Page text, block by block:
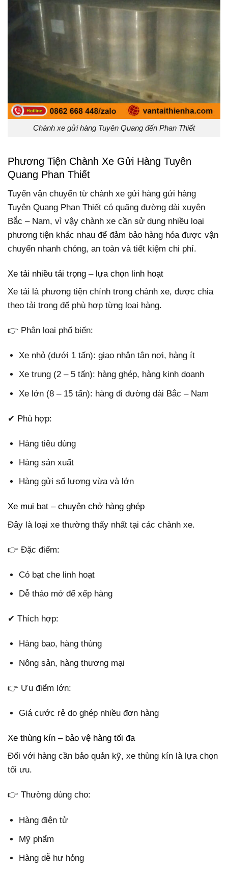
Chành xe gửi hàng Tuyên Quang đến Phan Thiết
Phương Tiện Chành Xe Gửi Hàng Tuyên
Quang Phan Thiết
Tuyến vận chuyển từ chành xe gửi hàng gửi hàng
Tuyên Quang Phan Thiết có quãng đường dài xuyên
Bắc – Nam, vì vậy chành xe cần sử dụng nhiều loại
phương tiện khác nhau để đảm bảo hàng hóa được vận
chuyển nhanh chóng, an toàn và tiết kiệm chi phí.
Xe tải nhiều tải trọng – lựa chọn linh hoạt
Xe tải là phương tiện chính trong chành xe, được chia
theo tải trọng để phù hợp từng loại hàng.
👉 Phân loại phổ biến:
Xe nhỏ (dưới 1 tấn): giao nhận tận nơi, hàng ít
Xe trung (2 – 5 tấn): hàng ghép, hàng kinh doanh
Xe lớn (8 – 15 tấn): hàng đi đường dài Bắc – Nam
✔ Phù hợp:
Hàng tiêu dùng
Hàng sản xuất
Hàng gửi số lượng vừa và lớn
Xe mui bạt – chuyên chở hàng ghép
Đây là loại xe thường thấy nhất tại các chành xe.
👉 Đặc điểm:
Có bạt che linh hoạt
Dễ tháo mở để xếp hàng
✔ Thích hợp:
Hàng bao, hàng thùng
Nông sản, hàng thương mại
👉 Ưu điểm lớn:
Giá cước rẻ do ghép nhiều đơn hàng
Xe thùng kín – bảo vệ hàng tối đa
Đối với hàng cần bảo quản kỹ, xe thùng kín là lựa chọn
tối ưu.
👉 Thường dùng cho:
Hàng điện tử
Mỹ phẩm
Hàng dễ hư hỏng